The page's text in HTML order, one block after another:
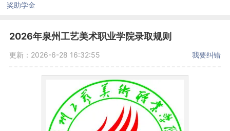
奖助学金
2026年泉州工艺美术职业学院录取规则
更新：2026-6-28 16:32:55 我要纠错